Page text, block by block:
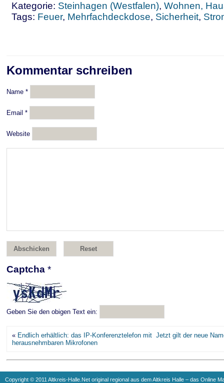
Kategorie: Steinhagen (Westfalen), Wohnen,
Tags: Feuer, Mehrfachdeckdose, Sicherheit,
Kommentar schreiben
Name *
Email *
Website
Captcha *
Geben Sie den obigen Text ein:
« Endlich erhältlich: das IP-Konferenztelefon mit
herausnehmbaren Mikrofonen
Jetzt gilt der neue
Copyright © 2011 Altkreis-Halle.Net original regional aus dem Altkreis Halle – das Online